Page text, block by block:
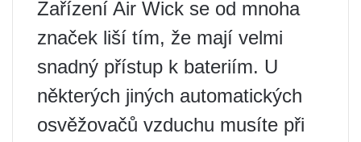
Zařízení Air Wick se od mnoha
značek liší tím, že mají velmi
snadný přístup k bateriím. U
některých jiných automatických
osvěžovačů vzduchu musíte při